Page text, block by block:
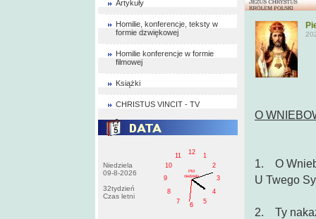
Artykuły
Homilie, konferencje, teksty w
formie dzwiękowej
Homilie konferencje w formie
filmowej
Książki
CHRISTUS VINCIT - TV
Niedziela
09-8-2026
32tydzień
Czas letni
1
2
3
4
5
6
7
8
9
10
11
12
PM
niedziela
O
1. O
U Twego
2. Ty